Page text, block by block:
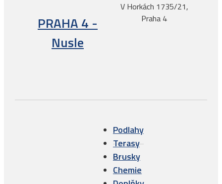
PRAHA 4 -
Nusle
V Horkách 1735/21,
Praha 4
Podlahy
Terasy
Brusky
Chemie